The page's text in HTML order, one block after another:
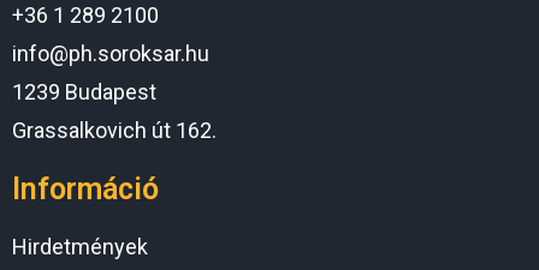
+36 1 289 2100
info@ph.soroksar.hu
1239 Budapest
Grassalkovich út 162.
Információ
Hirdetmények